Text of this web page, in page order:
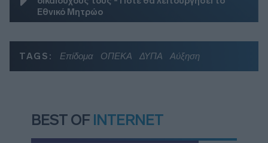
Εθνικό Μητρώο
TAGS: Επίδομα ΟΠΕΚΑ ΔΥΠΑ Αύξηση
BEST OF INTERNET